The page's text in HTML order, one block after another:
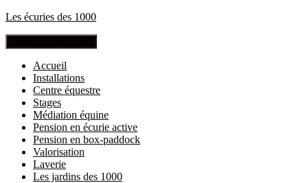
Les écuries des 1000
Accueil
Installations
Centre équestre
Stages
Médiation équine
Pension en écurie active
Pension en box-paddock
Valorisation
Laverie
Les jardins des 1000